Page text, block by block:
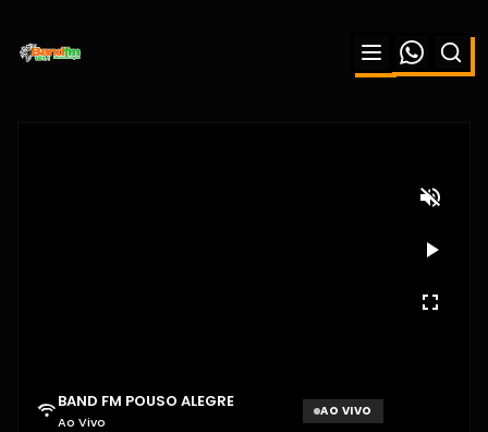
BAND FM POUSO ALEGRE
Ao Vivo
AO VIVO